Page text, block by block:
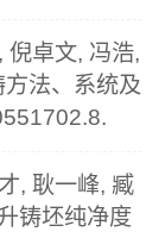
倪卓文, 冯浩,
法、系统及
, 耿一峰, 臧
铸坯纯净度